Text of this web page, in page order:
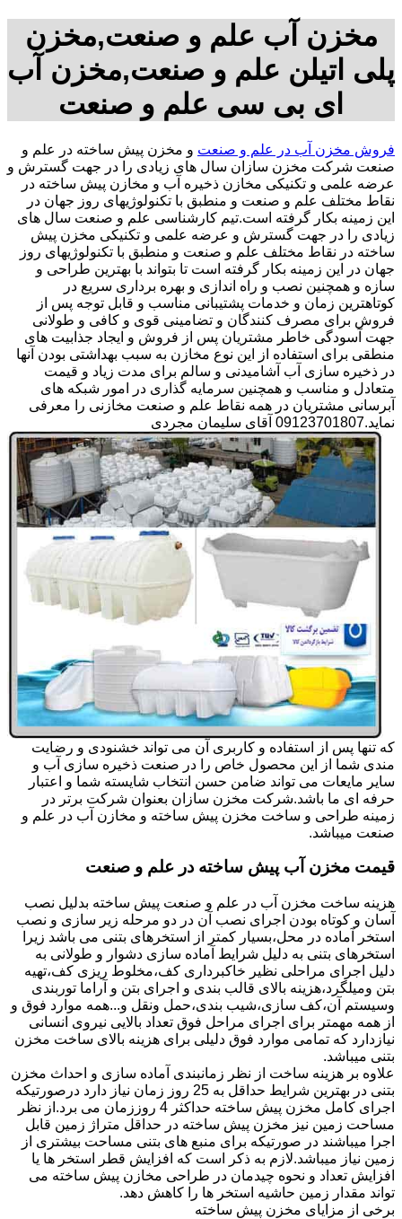
مخزن آب علم و صنعت,مخزن
پلی اتیلن علم و صنعت,مخزن آب
ای بی سی علم و صنعت
فروش مخزن آب در علم و صنعت و مخزن پیش ساخته در علم و
صنعت شرکت مخزن سازان سال های زیادی را در جهت گسترش و
عرضه علمی و تکنیکی مخازن ذخیره آب و مخازن پیش ساخته در
نقاط مختلف علم و صنعت و منطبق با تکنولوژیهای روز جهان در
این زمینه بکار گرفته است.تیم کارشناسی علم و صنعت سال های
زیادی را در جهت گسترش و عرضه علمی و تکنیکی مخزن پیش
ساخته در نقاط مختلف علم و صنعت و منطبق با تکنولوژیهای روز
جهان در این زمینه بکار گرفته است تا بتواند با بهترین طراحی و
سازه و همچنین نصب و راه اندازی و بهره برداری سریع در
کوتاهترین زمان و خدمات پشتیبانی مناسب و قابل توجه پس از
فروش برای مصرف کنندگان و تضامینی قوی و کافی و طولانی
جهت آسودگی خاطر مشتریان پس از فروش و ایجاد جذابیت های
منطقی برای استفاده از این نوع مخازن به سبب بهداشتی بودن آنها
در ذخیره سازی آب آشامیدنی و سالم برای مدت زیاد و قیمت
متعادل و مناسب و همچنین سرمایه گذاری در امور شبکه های
آبرسانی مشتریان در همه نقاط علم و صنعت مخازنی را معرفی
نماید.09123701807 آقای سلیمان مجردی
که تنها پس از استفاده و کاربری آن می تواند خشنودی و رضایت
مندی شما از این محصول خاص را در صنعت ذخیره سازی آب و
سایر مایعات می تواند ضامن حسن انتخاب شایسته شما و اعتبار
حرفه ای ما باشد.شرکت مخزن سازان بعنوان شرکت برتر در
زمینه طراحی و ساخت مخزن پیش ساخته و مخازن آب در علم و
صنعت میباشد.
قیمت مخزن آب پیش ساخته در علم و صنعت
هزینه ساخت مخزن آب در علم و صنعت پیش ساخته بدلیل نصب
آسان و کوتاه بودن اجرای نصب آن در دو مرحله زیر سازی و نصب
استخر آماده در محل،بسیار کمتر از استخرهای بتنی می باشد زیرا
استخرهای بتنی به دلیل شرایط آماده سازی دشوار و طولانی به
دلیل اجرای مراحلی نظیر خاکبرداری کف،مخلوط ریزی کف،تهیه
بتن ومیلگرد،هزینه بالای قالب بندی و اجرای بتن و آراما توربندی
وسیستم آن،کف سازی،شیب بندی،حمل ونقل و...همه موارد فوق و
از همه مهمتر برای اجرای مراحل فوق تعداد بالایی نیروی انسانی
نیازدارد که تمامی موارد فوق دلیلی برای هزینه بالای ساخت مخزن
بتنی میباشد.
علاوه بر هزینه ساخت از نظر زمانبندی آماده سازی و احداث مخزن
بتنی در بهترین شرایط حداقل به 25 روز زمان نیاز دارد درصورتیکه
اجرای کامل مخزن پیش ساخته حداکثر 4 روززمان می برد.از نظر
مساحت زمین نیز مخزن پیش ساخته در حداقل متراژ زمین قابل
اجرا میباشند در صورتیکه برای منبع های بتنی مساحت بیشتری از
زمین نیاز میباشد.لازم به ذکر است که افزایش قطر استخر ها یا
افزایش تعداد و نحوه چیدمان در طراحی مخازن پیش ساخته می
تواند مقدار زمین حاشیه استخر ها را کاهش دهد.
برخی از مزایای مخزن پیش ساخته